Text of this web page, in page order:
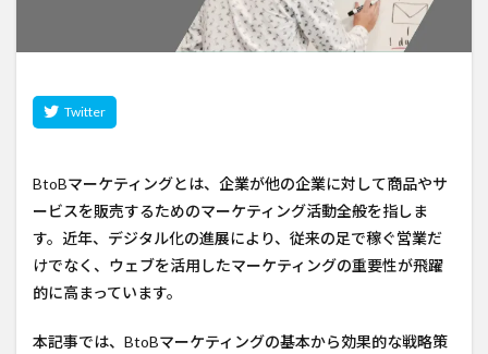
BtoBマーケティングとは、企業が他の企業に対して商品やサ
ービスを販売するためのマーケティング活動全般を指しま
す。近年、デジタル化の進展により、従来の足で稼ぐ営業だ
けでなく、ウェブを活用したマーケティングの重要性が飛躍
的に高まっています。
本記事では、BtoBマーケティングの基本から効果的な戦略策